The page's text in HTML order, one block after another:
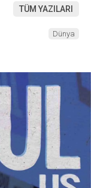
TÜM YAZILARI
Dünya